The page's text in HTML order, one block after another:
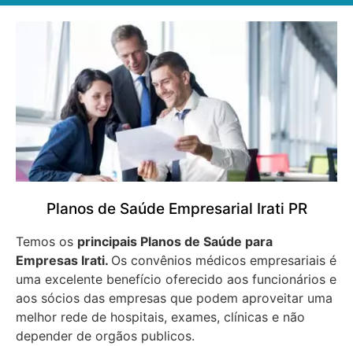
Planos de Saúde Empresarial Irati PR
Temos os principais Planos de Saúde para
Empresas Irati. Os convênios médicos empresariais é
uma excelente benefício oferecido aos funcionários e
aos sócios das empresas que podem aproveitar uma
melhor rede de hospitais, exames, clínicas e não
depender de orgãos publicos.